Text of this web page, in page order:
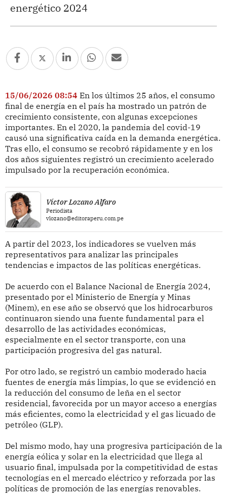
energético 2024
15/06/2026 08:54 En los últimos 25 años, el consumo
final de energía en el país ha mostrado un patrón de
crecimiento consistente, con algunas excepciones
importantes. En el 2020, la pandemia del covid-19
causó una significativa caída en la demanda energética.
Tras ello, el consumo se recobró rápidamente y en los
dos años siguientes registró un crecimiento acelerado
impulsado por la recuperación económica.
Víctor Lozano Alfaro
Periodista
vlozano@editoraperu.com.pe
A partir del 2023, los indicadores se vuelven más
representativos para analizar las principales
tendencias e impactos de las políticas energéticas.
De acuerdo con el Balance Nacional de Energía 2024,
presentado por el Ministerio de Energía y Minas
(Minem), en ese año se observó que los hidrocarburos
continuaron siendo una fuente fundamental para el
desarrollo de las actividades económicas,
especialmente en el sector transporte, con una
participación progresiva del gas natural.
Por otro lado, se registró un cambio moderado hacia
fuentes de energía más limpias, lo que se evidenció en
la reducción del consumo de leña en el sector
residencial, favorecida por un mayor acceso a energías
más eficientes, como la electricidad y el gas licuado de
petróleo (GLP).
Del mismo modo, hay una progresiva participación de la
energía eólica y solar en la electricidad que llega al
usuario final, impulsada por la competitividad de estas
tecnologías en el mercado eléctrico y reforzada por las
políticas de promoción de las energías renovables.